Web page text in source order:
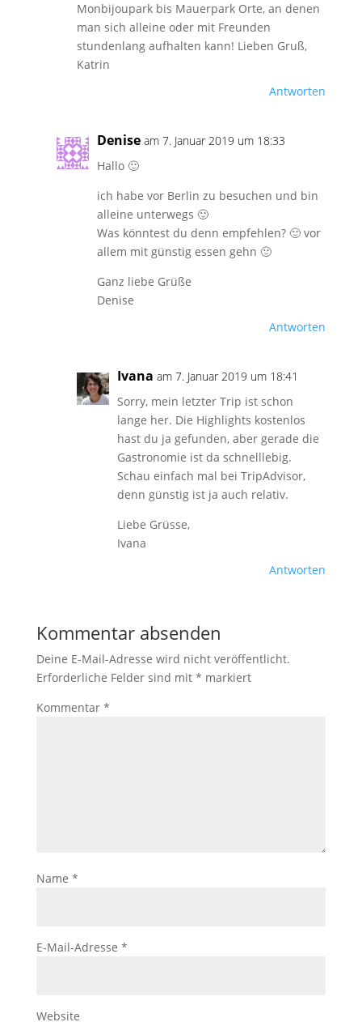
Monbijoupark bis Mauerpark Orte, an denen
man sich alleine oder mit Freunden
stundenlang aufhalten kann! Lieben Gruß,
Katrin
Antworten
Denise am 7. Januar 2019 um 18:33
Hallo 🙂
ich habe vor Berlin zu besuchen und bin
alleine unterwegs 🙂
Was könntest du denn empfehlen? 🙂 vor
allem mit günstig essen gehn 🙂
Ganz liebe Grüße
Denise
Antworten
Ivana am 7. Januar 2019 um 18:41
Sorry, mein letzter Trip ist schon
lange her. Die Highlights kostenlos
hast du ja gefunden, aber gerade die
Gastronomie ist da schnelllebig.
Schau einfach mal bei TripAdvisor,
denn günstig ist ja auch relativ.
Liebe Grüsse,
Ivana
Antworten
Kommentar absenden
Deine E-Mail-Adresse wird nicht veröffentlicht.
Erforderliche Felder sind mit * markiert
Kommentar *
Name *
E-Mail-Adresse *
Website